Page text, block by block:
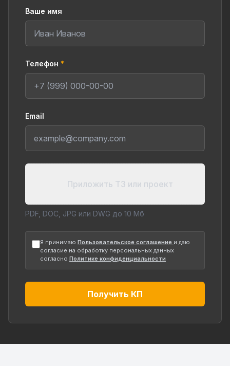
Ваше имя
Телефон *
Email
Приложить ТЗ или проект
PDF, DOC, JPG или DWG до 10 Мб
Я принимаю Пользовательское соглашение и даю
согласие на обработку персональных данных
согласно Политике конфиденциальности
Получить КП